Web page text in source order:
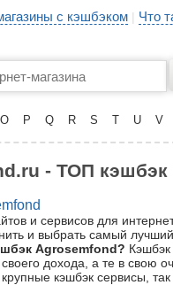
с кэшбэком | Что
O P Q R S T U V
- ТОП кэшбэк
и сервисов для
и выбрать самый
Agrosemfond?
дохода, а те в
кэшбэк сервисы,